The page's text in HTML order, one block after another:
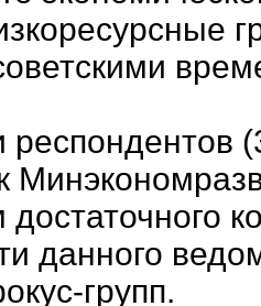
респондентов
достаточного
данного
групп.